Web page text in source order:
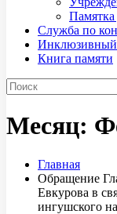
Памятка
Служба по
Инклюзивный
Книга памяти
Месяц:
Главная
Обращение
Евкурова в
ингушского